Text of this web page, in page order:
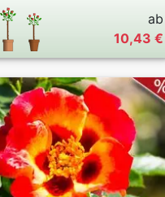
ab
10,43 €